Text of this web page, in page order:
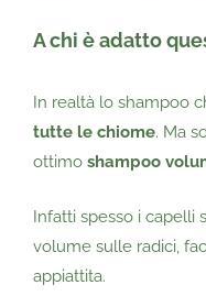
A chi è adatto
In realtà lo shampoo
tutte le chiome. Ma
ottimo shampoo
Infatti spesso i capelli
volume sulle radici,
appiattita.